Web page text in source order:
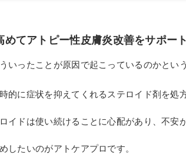
めてアトピー性皮膚炎改善をサポート
いったことが原因で起こっているのかとい
的に症状を抑えてくれるステロイド剤を処
イドは使い続けることに心配があり、不安
したいのがアトケアプロです。